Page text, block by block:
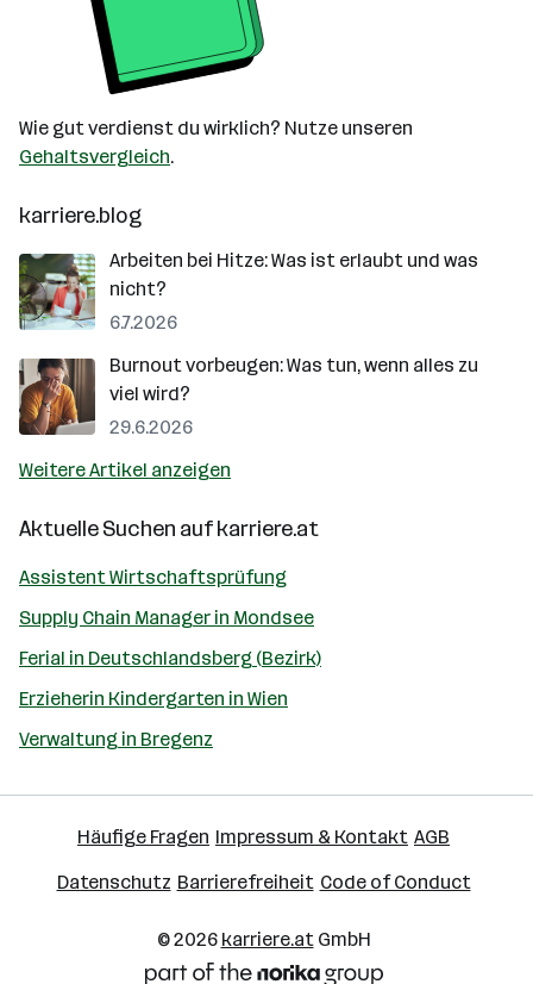
Wie gut verdienst du wirklich? Nutze unseren
Gehaltsvergleich.
karriere.blog
Arbeiten bei Hitze: Was ist erlaubt und was
nicht?
6.7.2026
Burnout vorbeugen: Was tun, wenn alles zu
viel wird?
29.6.2026
Weitere Artikel anzeigen
Aktuelle Suchen aufkarriere.at
Assistent Wirtschaftsprüfung
Supply Chain Manager in Mondsee
Ferial in Deutschlandsberg (Bezirk)
Erzieherin Kindergarten in Wien
Verwaltung in Bregenz
Häufige Fragen Impressum & Kontakt AGB
Datenschutz Barrierefreiheit Code of Conduct
© 2026 karriere.atGmbH